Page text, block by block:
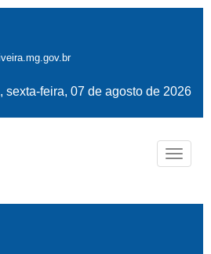
sexta-feira, 07 de agosto de 2026